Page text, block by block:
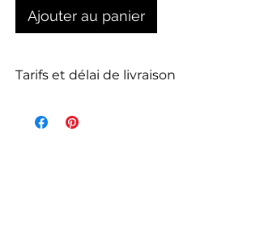
Ajouter au panier
Tarifs et délai de livraison
de l'article et dépend du poids total de